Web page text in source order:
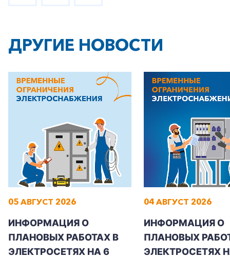
ДРУГИЕ НОВОСТИ
05 АВГУСТ 2026
ИНФОРМАЦИЯ О
ПЛАНОВЫХ РАБОТАХ В
ЭЛЕКТРОСЕТЯХ НА 6
04 АВГУСТ 2026
ИНФОРМАЦИЯ О
ПЛАНОВЫХ
ЭЛЕКТРОСЕТЯХ